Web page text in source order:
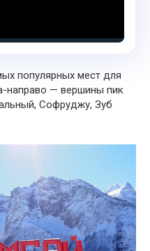
популярных мест для
направо — вершины пик
Софруджу, Зуб